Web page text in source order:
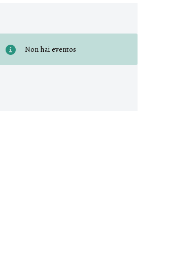
Non hai eventos